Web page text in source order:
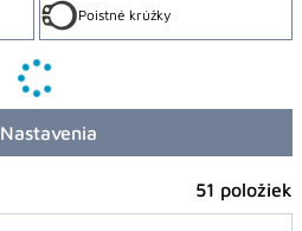
Poistné krúžky
Nastavenia
51 položiek